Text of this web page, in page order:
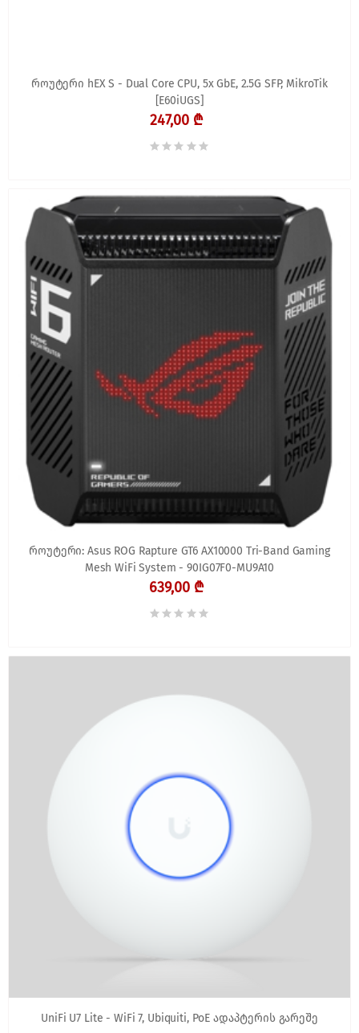
როუტერი hEX S - Dual Core CPU, 5x GbE, 2.5G SFP, MikroTik
[E60iUGS]
247,00 ₾
როუტერი: Asus ROG Rapture GT6 AX10000 Tri-Band Gaming
Mesh WiFi System - 90IG07F0-MU9A10
639,00 ₾
UniFi U7 Lite - WiFi 7, Ubiquiti, PoE ადაპტერის გარეშე